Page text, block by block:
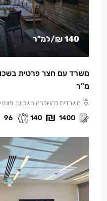
140 ₪ /למ"ר
מ”ר
משרדים להשכרה בשכונת
1400
140
96